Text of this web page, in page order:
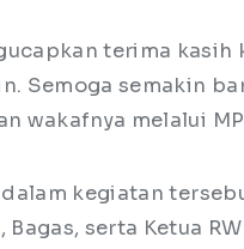
terima kasih
Semoga semakin
wakafnya melalui
kegiatan
Bagas, serta Ketua